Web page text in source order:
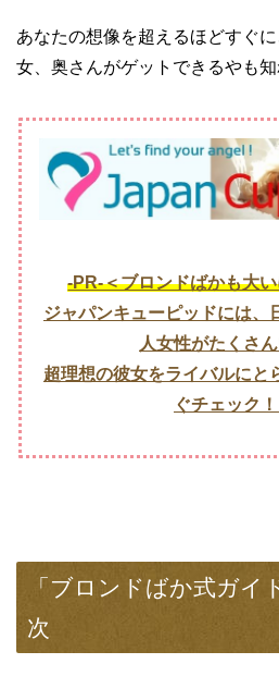
あなたの想像を超えるほどすぐ
女、奥さんがゲットできるやも知
-PR-＜ブロンドばかも大
ジャパンキューピッドには、
人女性がたくさん
超理想の彼女をライバルにと
ぐチェック
「ブロンドばか式ガイ
次